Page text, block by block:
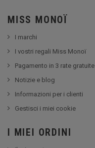
MISS MONOÏ
I marchi
I vostri regali Miss Monoï
Pagamento in 3 rate gratuite
Notizie e blog
Informazioni per i clienti
Gestisci i miei cookie
I MIEI ORDINI